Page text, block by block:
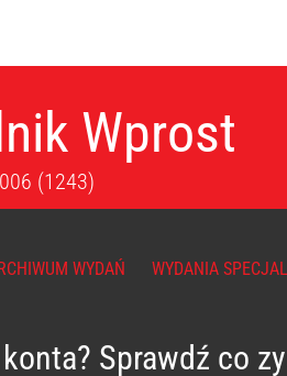
Wprost
(1243)
WYDAŃ WYDANIA
Sprawdź co